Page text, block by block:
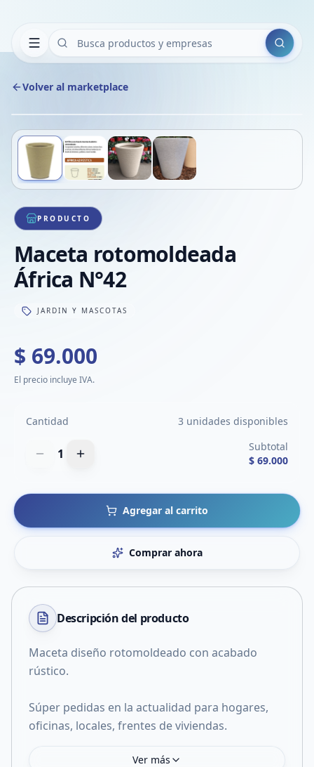
Buscar
Volver al marketplace
1/4
PRODUCTO
Maceta rotomoldeada
África N°42
JARDIN Y MASCOTAS
$ 69.000
El precio incluye IVA.
Cantidad 3 unidades disponibles
1
Subtotal
$ 69.000
Agregar al carrito
Comprar ahora
Descripción del producto
Maceta diseño rotomoldeado con acabado
rústico.
Súper pedidas en la actualidad para hogares,
oficinas, locales, frentes de viviendas.
Ver más